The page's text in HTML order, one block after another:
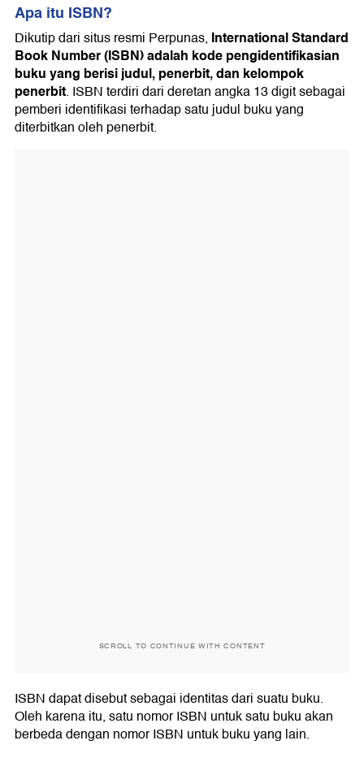
Apa itu ISBN?
Dikutip dari situs resmi Perpunas, International Standard
Book Number (ISBN) adalah kode pengidentifikasian
buku yang berisi judul, penerbit, dan kelompok
penerbit. ISBN terdiri dari deretan angka 13 digit sebagai
pemberi identifikasi terhadap satu judul buku yang
diterbitkan oleh penerbit.
SCROLL TO CONTINUE WITH CONTENT
ISBN dapat disebut sebagai identitas dari suatu buku.
Oleh karena itu, satu nomor ISBN untuk satu buku akan
berbeda dengan nomor ISBN untuk buku yang lain.